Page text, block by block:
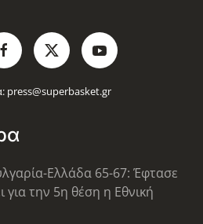
press@superbasket.gr
Ελλάδα 65-67: Έφτασε
για την 5η θέση η Εθνική